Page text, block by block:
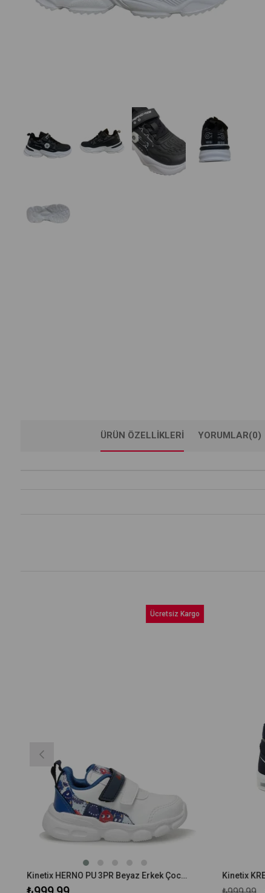
ÜRÜN ÖZELLIKLERI YORUMLAR(0)
Kinetix HERNO PU 3PR Beyaz Erkek Çocuk Spor Ayakkabı
Ücretsiz Kargo